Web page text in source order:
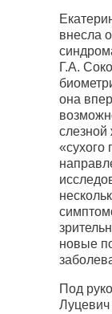
внесла
Г.А.
она
слезной
«сухого
новые
Под
Луцевич